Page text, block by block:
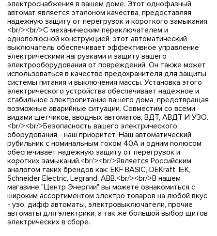
электроснабжения в вашем доме. Этот однофазный
автомат является эталоном качества, предоставляя
надежную защиту от перегрузок и короткого замыкания.
<br/><br/>С механическим переключателем и
однополюсной конструкцией, этот автоматический
выключатель обеспечивает эффективное управление
электрическими нагрузками и защиту вашего
электрооборудования от повреждений. Он также может
использоваться в качестве предохранителя для защиты
системы питания и выключения массы. Установка этого
электрического устройства обеспечивает надежное и
стабильное электропитание вашего дома, предотвращая
возможные аварийные ситуации. Совместим со всеми
видами щетчиков, вводных автоматов, ВДТ, АВДТ И УЗО.
<br/><br/>Безопасность вашего электрического
оборудования - наш приоритет. Наш автоматический
рубильник с номинальным током 40А и одним полюсом
обеспечивает надежную защиту от перегрузок и
коротких замыканий.<br/><br/>Является Российским
аналогом таких брендов как: EKF BASIC, DEKraft, IEK,
Schneider Electric, Legrand, ABB.<br/><br/>В нашем
магазине "Центр Энергии" вы можете ознакомиться с
широким ассортиментом электро товаров на любой вкус
- узо, дифф автоматы, электровыключатели, прочие
автоматы для электрики, а так же большой выбор щитов
электрических в сборе.